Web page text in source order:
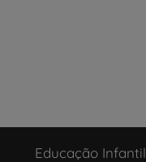
Educação Infantil